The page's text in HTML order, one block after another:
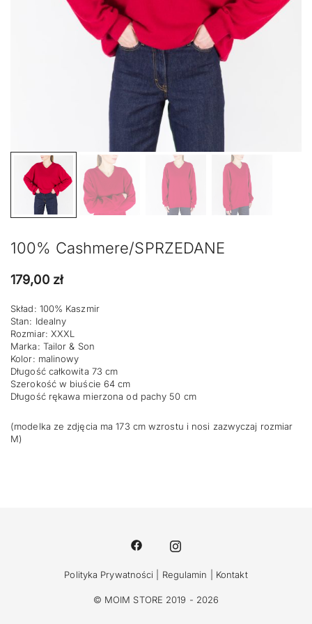
100% Cashmere/SPRZEDANE
179,00 zł
Skład: 100% Kaszmir
Stan: Idealny
Rozmiar: XXXL
Marka: Tailor & Son
Kolor: malinowy
Długość całkowita 73 cm
Szerokość w biuście 64 cm
Długość rękawa mierzona od pachy 50 cm
(modelka ze zdjęcia ma 173 cm wzrostu i nosi zazwyczaj rozmiar
M)
Polityka Prywatności Regulamin Kontakt
© MOIM STORE 2019 - 2026